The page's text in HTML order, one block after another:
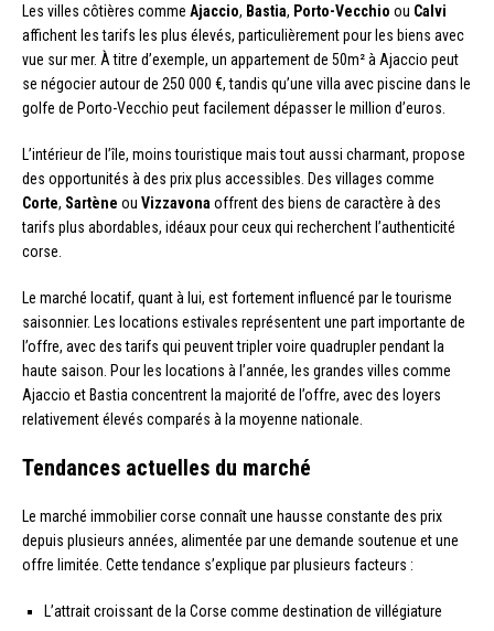
Les villes côtières comme Ajaccio, Bastia, Porto-Vecchio ou Calvi
affichent les tarifs les plus élevés, particulièrement pour les biens avec
vue sur mer. À titre d’exemple, un appartement de 50m² à Ajaccio peut
se négocier autour de 250 000 €, tandis qu’une villa avec piscine dans le
golfe de Porto-Vecchio peut facilement dépasser le million d’euros.
L’intérieur de l’île, moins touristique mais tout aussi charmant, propose
des opportunités à des prix plus accessibles. Des villages comme
Corte, Sartène ou Vizzavona offrent des biens de caractère à des
tarifs plus abordables, idéaux pour ceux qui recherchent l’authenticité
corse.
Le marché locatif, quant à lui, est fortement influencé par le tourisme
saisonnier. Les locations estivales représentent une part importante de
l’offre, avec des tarifs qui peuvent tripler voire quadrupler pendant la
haute saison. Pour les locations à l’année, les grandes villes comme
Ajaccio et Bastia concentrent la majorité de l’offre, avec des loyers
relativement élevés comparés à la moyenne nationale.
Tendances actuelles du marché
Le marché immobilier corse connaît une hausse constante des prix
depuis plusieurs années, alimentée par une demande soutenue et une
offre limitée. Cette tendance s’explique par plusieurs facteurs :
L’attrait croissant de la Corse comme destination de villégiature